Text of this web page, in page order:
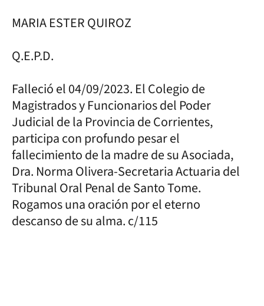
MARIA ESTER QUIROZ
Q.E.P.D.
Falleció el 04/09/2023. El Colegio de
Magistrados y Funcionarios del Poder
Judicial de la Provincia de Corrientes,
participa con profundo pesar el
fallecimiento de la madre de su Asociada,
Dra. Norma Olivera-Secretaria Actuaria del
Tribunal Oral Penal de Santo Tome.
Rogamos una oración por el eterno
descanso de su alma. c/115